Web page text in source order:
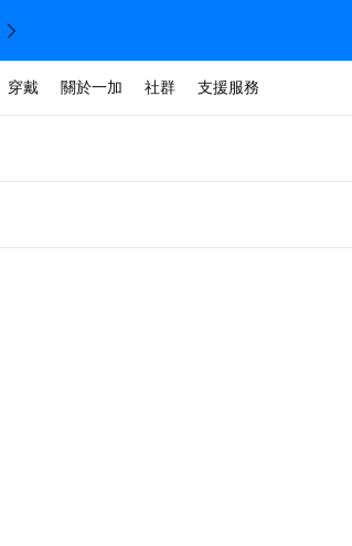
穿戴 關於一加 社群 支援服務